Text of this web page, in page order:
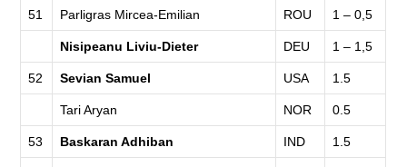
51 Parligras Mircea-Emilian ROU 1 – 0,5
Nisipeanu Liviu-Dieter DEU 1 – 1,5
52 Sevian Samuel USA 1.5
Tari Aryan NOR 0.5
53 Baskaran Adhiban IND 1.5